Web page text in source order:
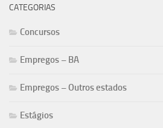
CATEGORIAS
Concursos
Empregos – BA
Empregos – Outros estados
Estágios